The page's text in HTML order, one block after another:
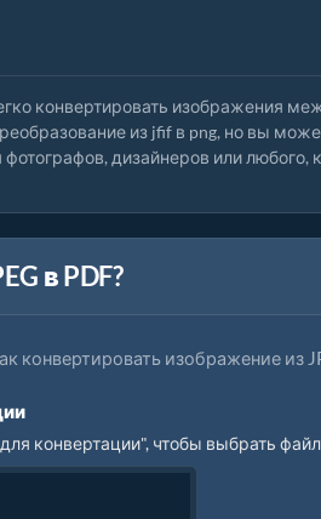
конвертировать изображения
из jfif в png, но вы
дизайнеров или
в PDF?
конвертировать изображение из
конвертации", чтобы выбрать